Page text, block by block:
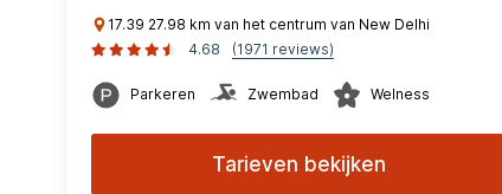
17.39 27.98 km van het centrum van New Delhi
4.68
(1971 reviews)
Parkeren Zwembad Welness
Tarieven bekijken